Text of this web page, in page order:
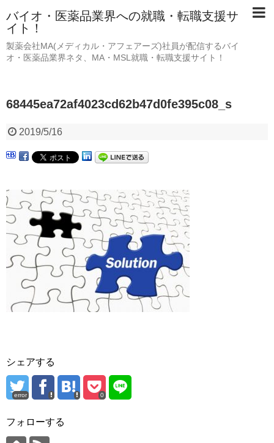
バイオ・医薬品業界への就職・転職支援サ
イト！
製薬会社MA(メディカル・アフェアーズ)社員が配信するバイ
オ・医薬品業界ネタ、MA・MSL就職・転職支援サイト！
68445ea72af4023cd62b47d0fe395c08_s
2019/5/16
シェアする
error 0
フォローする